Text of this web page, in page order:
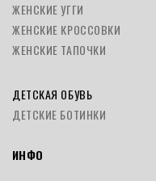
ЖЕНСКИЕ УГГИ
ЖЕНСКИЕ КРОССОВКИ
ЖЕНСКИЕ ТАПОЧКИ
ДЕТСКАЯ ОБУВЬ
ДЕТСКИЕ БОТИНКИ
ИНФО